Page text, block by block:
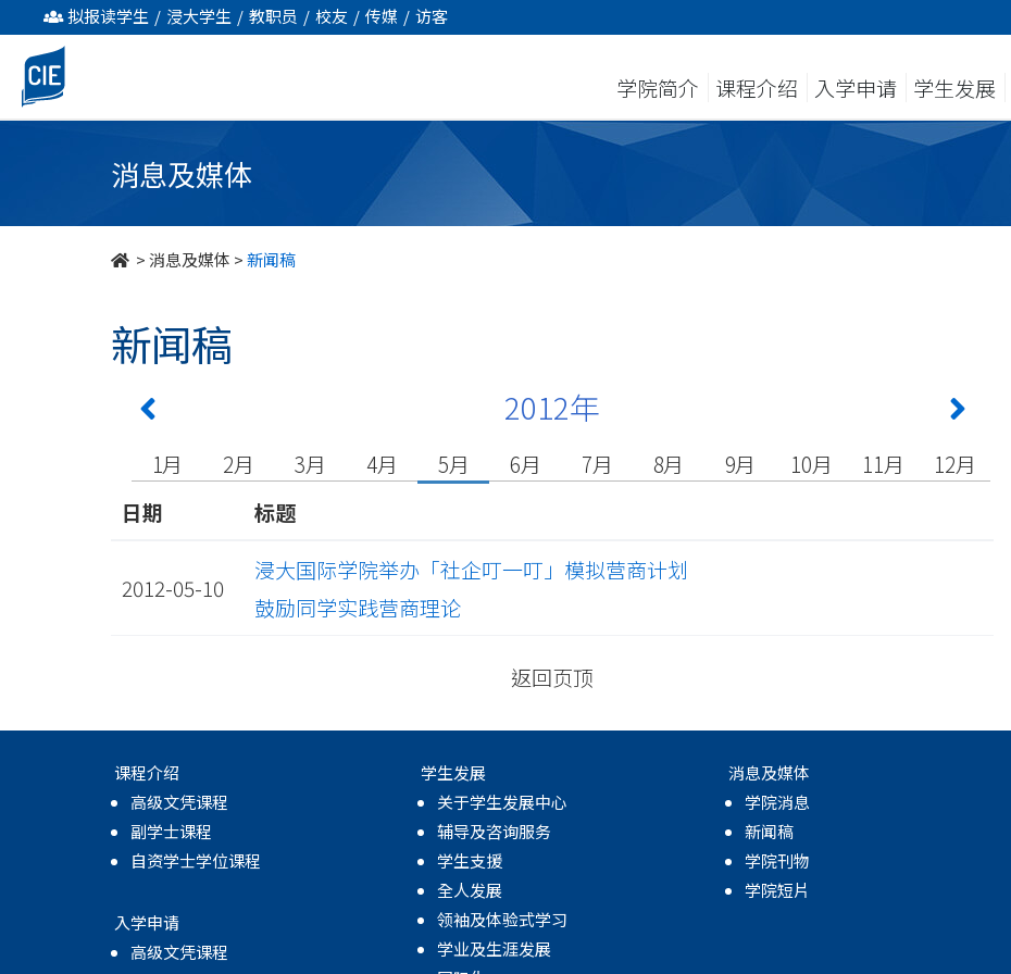
undefined
拟报读学生 / 浸大学生 / 教职员 / 校友 / 传媒 / 访客
学院简介 课程介绍 入学申请 学生发展
消息及媒体
>消息及媒体 >新闻稿
新闻稿
2012年
1月 2月 3月 4月 5月 6月 7月 8月 9月 10月 11月
12月
日期
标题
2012-05-10
浸大国际学院举办「社企叮一叮」模拟营商计划
鼓励同学实践营商理论
返回页顶
课程介绍
高级文凭课程
副学士课程
自资学士学位课程
入学申请
高级文凭课程
学生发展
关于学生发展中心
辅导及咨询服务
学生支援
全人发展
领袖及体验式学习
学业及生涯发展
消息及媒体
学院消息
新闻稿
学院刊物
学院短片